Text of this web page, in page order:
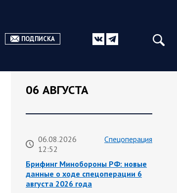
ПОДПИСКА
06 АВГУСТА
06.08.2026
12:52
Спецоперация
Брифинг Минобороны РФ: новые
данные о ходе спецоперации 6
августа 2026 года